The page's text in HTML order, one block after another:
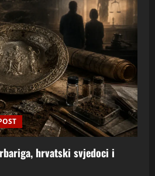
hrvatski svjedoci i